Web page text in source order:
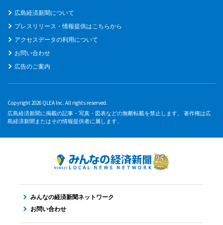
広島経済新聞について
プレスリリース・情報提供はこちらから
アクセスデータの利用について
お問い合わせ
広告のご案内
Copyright 2026 QLEA Inc. All rights reserved.
広島経済新聞に掲載の記事・写真・図表などの無断転載を禁止します。 著作権は広
島経済新聞またはその情報提供者に属します。
みんなの経済新聞ネットワーク
お問い合わせ